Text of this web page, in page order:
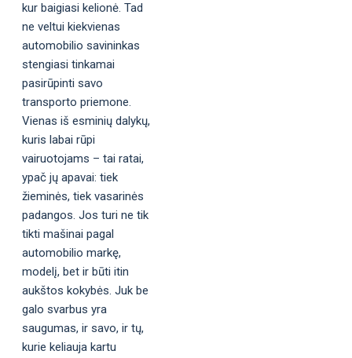
kur baigiasi kelionė. Tad
ne veltui kiekvienas
automobilio savininkas
stengiasi tinkamai
pasirūpinti savo
transporto priemone.
Vienas iš esminių dalykų,
kuris labai rūpi
vairuotojams – tai ratai,
ypač jų apavai: tiek
žieminės, tiek vasarinės
padangos. Jos turi ne tik
tikti mašinai pagal
automobilio markę,
modelį, bet ir būti itin
aukštos kokybės. Juk be
galo svarbus yra
saugumas, ir savo, ir tų,
kurie keliauja kartu